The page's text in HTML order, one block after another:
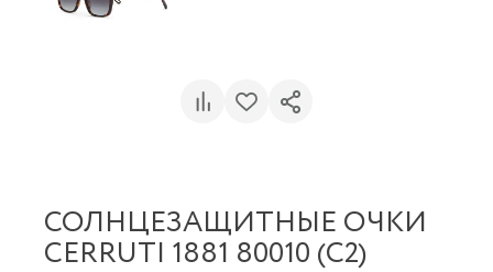
СОЛНЦЕЗАЩИТНЫЕ ОЧКИ
CERRUTI 1881 80010 (C2)